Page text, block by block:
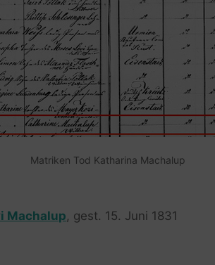
Matriken Tod Katharina Machalup
Machalup, gest. 15. Juni 1831